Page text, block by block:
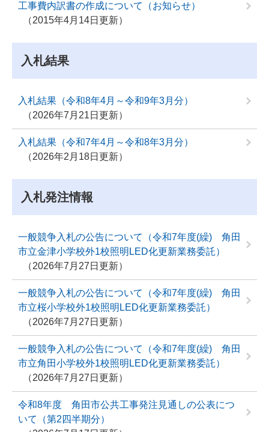
工事費内訳書の作成について（お知らせ）
2015年4月14日更新
入札結果
入札結果（令和8年4月～令和9年3月分）
2026年7月21日更新
入札結果（令和7年4月～令和8年3月分）
2026年2月18日更新
入札発注情報
一般競争入札の公告について（令和7年度(繰) 角田
市立金津小学校外1校照明LED化更新業務委託）
2026年7月27日更新
一般競争入札の公告について（令和7年度(繰) 角田
市立桜小学校外1校照明LED化更新業務委託）
2026年7月27日更新
一般競争入札の公告について（令和7年度(繰) 角田
市立角田小学校外1校照明LED化更新業務委託）
2026年7月27日更新
令和8年度 角田市公共工事発注見通しの公表につ
いて（第2四半期分）